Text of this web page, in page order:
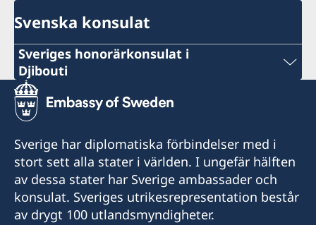
Svenska konsulat
Sveriges honorärkonsulat i
Djibouti
Phone
+253 21 35 69 73
Emergency (ONLY) phone nr
+25377247368 (whatsApp)
Email
Sverige har diplomatiska förbindelser med i
stort sett alla stater i världen. I ungefär hälften
av dessa stater har Sverige ambassader och
konsulat. Sveriges utrikesrepresentation består
av drygt 100 utlandsmyndigheter.